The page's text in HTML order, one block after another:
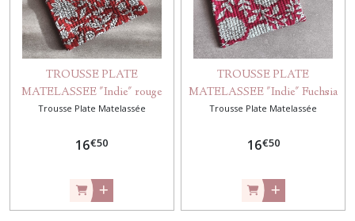
TROUSSE PLATE
MATELASSEE "Indie" rouge
Trousse Plate Matelassée
16€50
TROUSSE PLATE
MATELASSEE "Indie" Fuchsia
Trousse Plate Matelassée
16€50